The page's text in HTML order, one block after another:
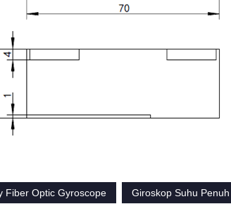
Fiber Optic Gyroscope
Giroskop Suhu Penuh